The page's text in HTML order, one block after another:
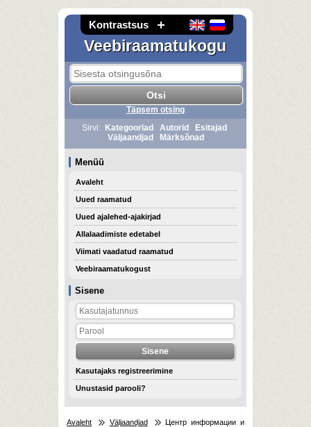
Kontrastsus
Veebiraamatukogu
Sisene
Kasutajaks registreerimine
Unustasid parooli?
Täpsem otsing
Sirvi:
Kategooriad Autorid
Esitajad
Väljaandjad
Märksõnad
Menüü
Avaleht
Uued raamatud
Uued ajalehed-ajakirjad
Allalaadimiste edetabel
Viimati vaadatud raamatud
Veebiraamatukogust
Avaleht Väljaandjad
Центр информации и